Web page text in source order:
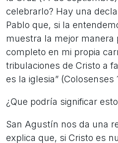
celebrarlo? Hay una
Pablo que, si la
muestra la mejor manera
completo en mi propia
tribulaciones de Cristo a
es la iglesia” (Colosenses
¿Que podría significar
San Agustín nos da una
explica que, si Cristo es